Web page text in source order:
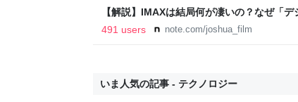
【解説】IMAXは結局何が凄いの？なぜ「
か？｜Joshua Connolly
491 users note.com/joshua_film
いま人気の記事 - テクノロジー